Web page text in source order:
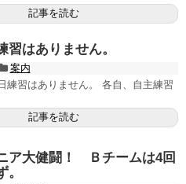
記事を読む
習はありません。
案内
練習はありません。 各自、自主練習
記事を読む
ア大健闘！ Ｂチームは4回